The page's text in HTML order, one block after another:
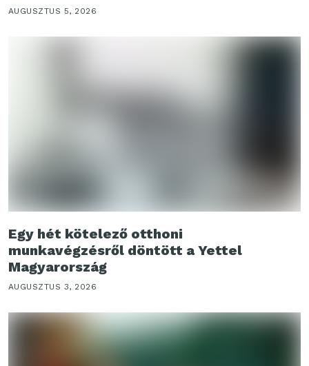
AUGUSZTUS 5, 2026
Egy hét kötelező otthoni
munkavégzésről döntött a Yettel
Magyarország
AUGUSZTUS 3, 2026